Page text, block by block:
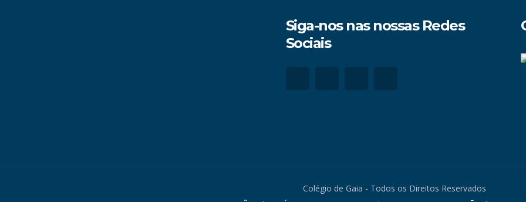
Siga-nos nas nossas Redes
Sociais
Colégio de Gaia - Todos os Direitos Reservados